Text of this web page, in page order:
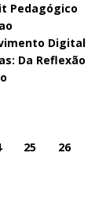
Pedagógico
Digital
Da Reflexão
25
26